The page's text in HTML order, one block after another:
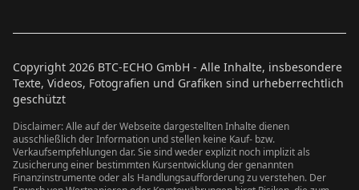
Copyright 2026 BTC-ECHO GmbH - Alle Inhalte, insbesondere
Texte, Videos, Fotografien und Grafiken sind urheberrechtlich
geschützt
Disclaimer: Alle auf der Webseite dargestellten Inhalte dienen
ausschließlich der Information und stellen keine Kauf- bzw.
Verkaufsempfehlungen dar. Sie sind weder explizit noch implizit als
Zusicherung einer bestimmten Kursentwicklung der genannten
Finanzinstrumente oder als Handlungsaufforderung zu verstehen. Der